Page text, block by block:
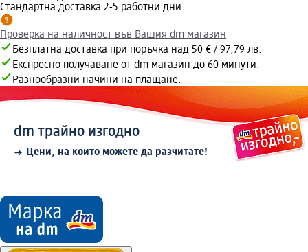
Стандартна доставка 2-5 работни дни
Проверка на наличност във Вашия dm магазин
Безплатна доставка при поръчка над 50 € / 97,79 лв.
Експресно получаване от dm магазин до 60 минути.
Разнообразни начини на плащане.
dm трайно изгодно
Цени, на които можете да разчитате!